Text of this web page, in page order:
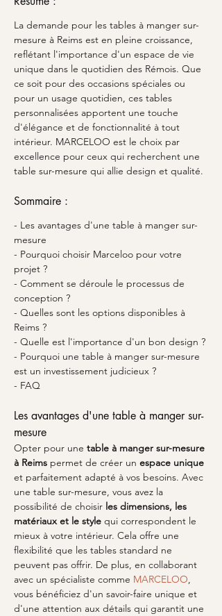
La demande pour les tables à manger sur-
mesure à Reims est en pleine croissance,
reflétant l'importance d'un espace de vie
unique dans le quotidien des Rémois. Que
ce soit pour des occasions spéciales ou
pour un usage quotidien, ces tables
personnalisées apportent une touche
d'élégance et de fonctionnalité à tout
intérieur. MARCELOO est le choix par
excellence pour ceux qui recherchent une
table sur-mesure qui allie design et qualité.
Sommaire :
- Les avantages d'une table à manger sur-
mesure
- Pourquoi choisir Marceloo pour votre
projet ?
- Comment se déroule le processus de
conception ?
- Quelles sont les options disponibles à
Reims ?
- Quelle est l'importance d'un bon design ?
- Pourquoi une table à manger sur-mesure
est un investissement judicieux ?
- FAQ
Les avantages d'une table à manger sur-
mesure
Opter pour une table à manger sur-mesure
à Reims permet de créer un espace unique
et parfaitement adapté à vos besoins. Avec
une table sur-mesure, vous avez la
possibilité de choisir les dimensions, les
matériaux et le style qui correspondent le
mieux à votre intérieur. Cela offre une
flexibilité que les tables standard ne
peuvent pas offrir. De plus, en collaborant
avec un spécialiste comme MARCELOO,
vous bénéficiez d'un savoir-faire unique et
d'une attention aux détails qui garantit une